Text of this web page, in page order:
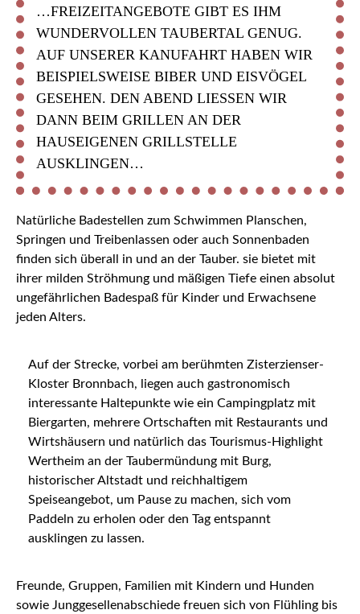
…FREIZEITANGEBOTE GIBT ES IHM
WUNDERVOLLEN TAUBERTAL GENUG.
AUF UNSERER KANUFAHRT HABEN WIR
BEISPIELSWEISE BIBER UND EISVÖGEL
GESEHEN. DEN ABEND LIESSEN WIR D
ANN BEIM GRILLEN AN DER H
AUSEIGENEN GRILLSTELLE A
USKLINGEN…
Natürliche Badestellen zum Schwimmen Planschen,
Springen und Treibenlassen oder auch Sonnenbaden
finden sich überall in und an der Tauber. sie bietet mit
ihrer milden Ströhmung und mäßigen Tiefe einen absolut
ungefährlichen Badespaß für Kinder und Erwachsene
jeden Alters.
Auf der Strecke, vorbei am berühmten Zisterzienser-
Kloster Bronnbach, liegen auch gastronomisch
interessante Haltepunkte wie ein Campingplatz mit
Biergarten, mehrere Ortschaften mit Restaurants und
Wirtshäusern und natürlich das Tourismus-Highlight
Wertheim an der Taubermündung mit Burg,
historischer Altstadt und reichhaltigem
Speiseangebot, um Pause zu machen, sich vom
Paddeln zu erholen oder den Tag entspannt
ausklingen zu lassen.
Freunde, Gruppen, Familien mit Kindern und Hunden
sowie Junggesellenabschiede freuen sich von Flühling bis